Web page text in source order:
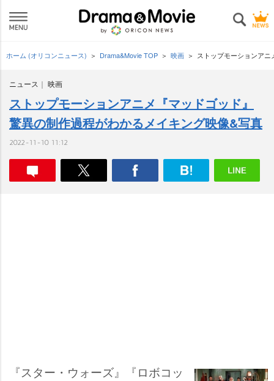
ホーム (オリコンニュース) Drama&Movie TOP 映画 ストップモーションア
ニュース 映画
ストップモーションアニメ『マッドゴッド』
驚異の制作過程がわかるメイキング映像&写真
2022-11-10 11:12
『スター・ウォーズ』『ロボコッ